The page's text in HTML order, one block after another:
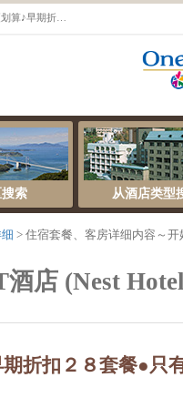
索 从酒店类型
住宿套餐、客房详细内容～开
酒店 (Nest
折扣２８套餐●只